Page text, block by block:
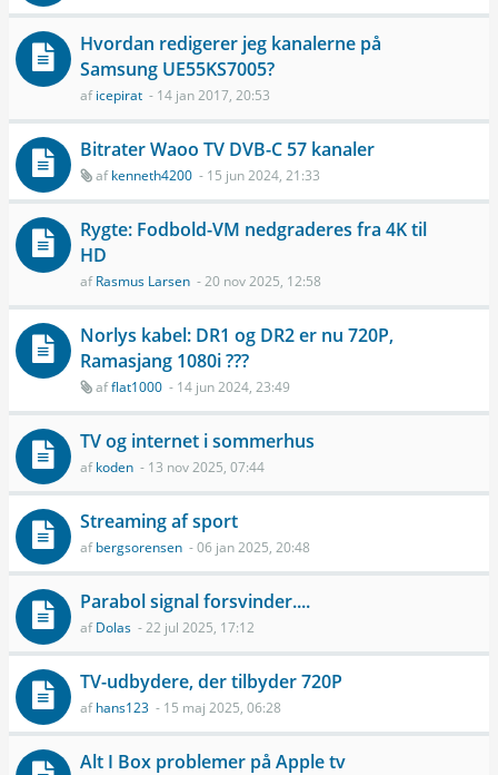
Hvordan redigerer jeg kanalerne på
Samsung UE55KS7005?
aficepirat - 14 jan 2017, 20:53
Bitrater Waoo TV DVB-C 57 kanaler
afkenneth4200 - 15 jun 2024, 21:33
Rygte: Fodbold-VM nedgraderes fra 4K til
HD
afRasmus Larsen - 20 nov 2025, 12:58
Norlys kabel: DR1 og DR2 er nu 720P,
Ramasjang 1080i ???
afflat1000 - 14 jun 2024, 23:49
TV og internet i sommerhus
afkoden - 13 nov 2025, 07:44
Streaming af sport
afbergsorensen - 06 jan 2025, 20:48
Parabol signal forsvinder....
afDolas - 22 jul 2025, 17:12
TV-udbydere, der tilbyder 720P
afhans123 - 15 maj 2025, 06:28
Alt I Box problemer på Apple tv